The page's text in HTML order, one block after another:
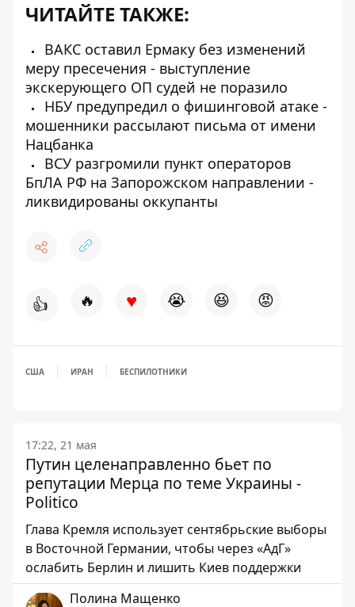
ЧИТАЙТЕ ТАКЖЕ:
ВАКС оставил Ермаку без изменений
меру пресечения - выступление
экскерующего ОП судей не поразило
НБУ предупредил о фишинговой атаке -
мошенники рассылают письма от имени
Нацбанка
ВСУ разгромили пункт операторов
БпЛА РФ на Запорожском направлении -
ликвидированы оккупанты
👍 🔥 ♥ 😭 😆 😡
США ИРАН БЕСПИЛОТНИКИ
17:22, 21 мая
Путин целенаправленно бьет по
репутации Мерца по теме Украины -
Politico
Глава Кремля использует сентябрьские выборы
в Восточной Германии, чтобы через «АдГ»
ослабить Берлин и лишить Киев поддержки
Полина Мащенко